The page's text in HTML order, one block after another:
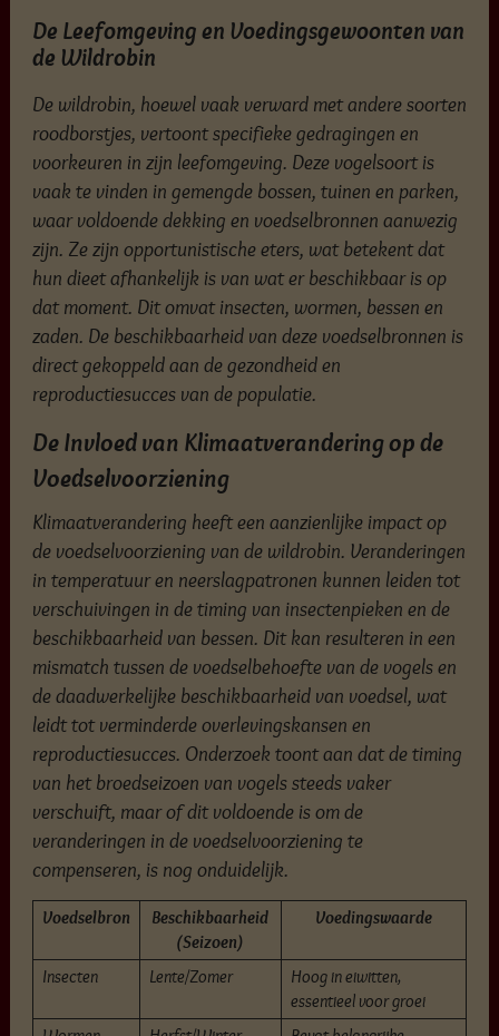
De Leefomgeving en Voedingsgewoonten van
de Wildrobin
De wildrobin, hoewel vaak verward met andere soorten
roodborstjes, vertoont specifieke gedragingen en
voorkeuren in zijn leefomgeving. Deze vogelsoort is
vaak te vinden in gemengde bossen, tuinen en parken,
waar voldoende dekking en voedselbronnen aanwezig
zijn. Ze zijn opportunistische eters, wat betekent dat
hun dieet afhankelijk is van wat er beschikbaar is op
dat moment. Dit omvat insecten, wormen, bessen en
zaden. De beschikbaarheid van deze voedselbronnen is
direct gekoppeld aan de gezondheid en
reproductiesucces van de populatie.
De Invloed van Klimaatverandering op de
Voedselvoorziening
Klimaatverandering heeft een aanzienlijke impact op
de voedselvoorziening van de wildrobin. Veranderingen
in temperatuur en neerslagpatronen kunnen leiden tot
verschuivingen in de timing van insectenpieken en de
beschikbaarheid van bessen. Dit kan resulteren in een
mismatch tussen de voedselbehoefte van de vogels en
de daadwerkelijke beschikbaarheid van voedsel, wat
leidt tot verminderde overlevingskansen en
reproductiesucces. Onderzoek toont aan dat de timing
van het broedseizoen van vogels steeds vaker
verschuift, maar of dit voldoende is om de
veranderingen in de voedselvoorziening te
compenseren, is nog onduidelijk.
Voedselbron
Beschikbaarheid
(Seizoen)
Voedingswaarde
Insecten Lente/Zomer
Hoog in eiwitten,
essentieel voor groei